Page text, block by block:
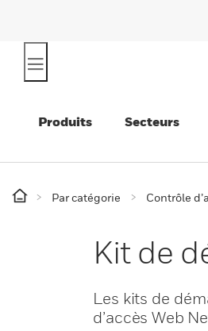
Produits Secteurs
Par catégorie Contrôle
Kit de
Les kits de
d’accès Web